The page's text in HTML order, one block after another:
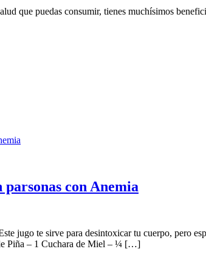
que puedas consumir, tienes muchísimos
con Anemia
jugo te sirve para desintoxicar tu cuerpo, pero
Piña – 1 Cuchara de Miel – ¼ […]